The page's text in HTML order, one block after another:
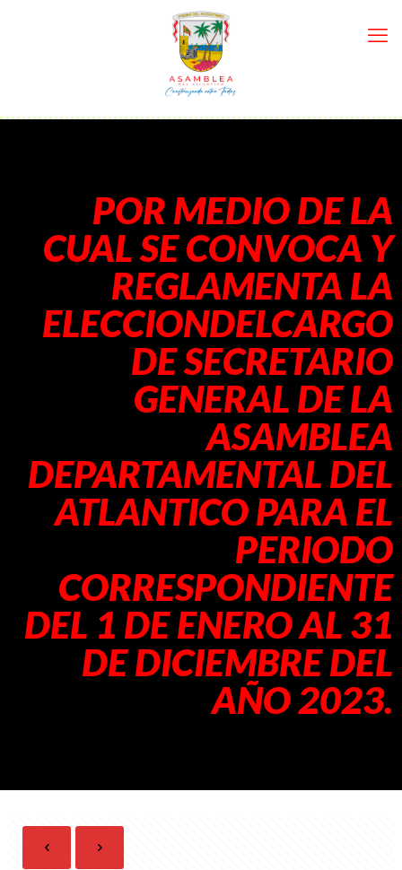
POR MEDIO DE LA
CUAL SE CONVOCA Y
REGLAMENTA LA
ELECCIONDELCARGO
DE SECRETARIO
GENERAL DE LA
ASAMBLEA
DEPARTAMENTAL DEL
ATLANTICO PARA EL
PERIODO
CORRESPONDIENTE
DEL 1 DE ENERO AL 31
DE DICIEMBRE DEL
AÑO 2023.